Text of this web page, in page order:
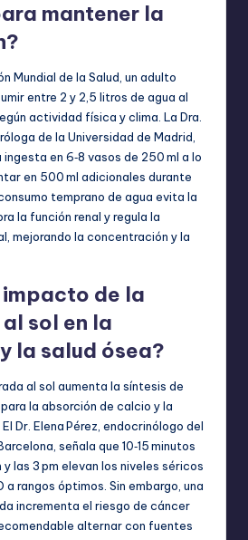
mantener la
Mundial de la Salud, un adulto
entre 2 y 2,5 litros de agua al
actividad física y clima. La Dra.
de la Universidad de Madrid,
en 6‑8 vasos de 250 ml a lo
en 500 ml adicionales durante
temprano de agua evita la
la función renal y regula la
mejorando la concentración y la
impacto de la
sol en la
la salud ósea?
al sol aumenta la síntesis de
la absorción de calcio y la
Dr. Elena Pérez, endocrinólogo del
señala que 10‑15 minutos
y las 3 pm elevan los niveles séricos
a rangos óptimos. Sin embargo, una
incrementa el riesgo de cáncer
alternar con fuentes